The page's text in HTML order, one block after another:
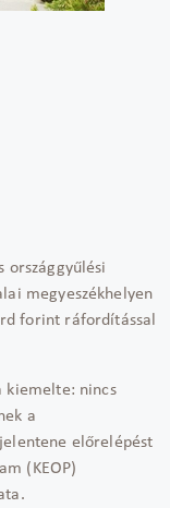
országgyűlési
megyeszékhelyen
forint ráfordítással
kiemelte: nincs
a
előrelépést
(KEOP)